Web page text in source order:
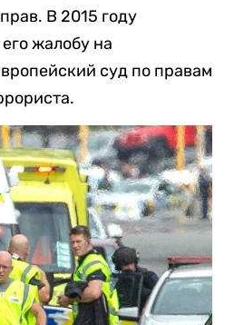
В 2015 году
жалобу на
суд по правам